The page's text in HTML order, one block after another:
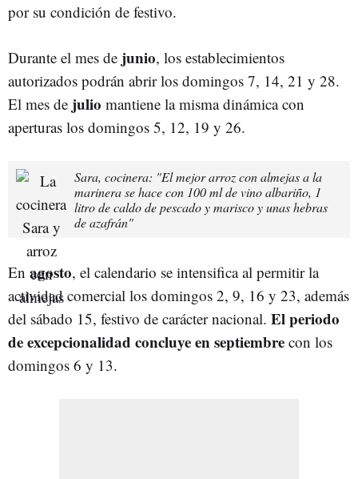
por su condición de festivo.
Durante el mes de junio, los establecimientos
autorizados podrán abrir los domingos 7, 14, 21 y 28.
El mes de julio mantiene la misma dinámica con
aperturas los domingos 5, 12, 19 y 26.
Sara, cocinera: "El mejor arroz con almejas a la
marinera se hace con 100 ml de vino albariño, 1
litro de caldo de pescado y marisco y unas hebras
de azafrán"
En agosto, el calendario se intensifica al permitir la
actividad comercial los domingos 2, 9, 16 y 23, además
del sábado 15, festivo de carácter nacional. El periodo
de excepcionalidad concluye en septiembre con los
domingos 6 y 13.